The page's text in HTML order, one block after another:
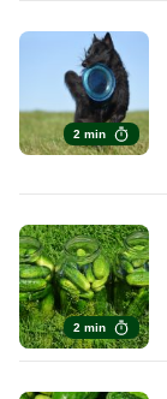
2 min
2 min